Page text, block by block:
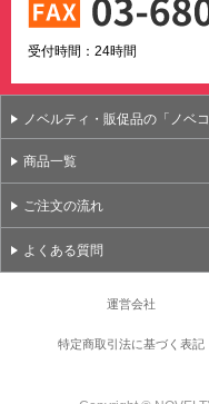
受付時間：24時間
ノベルティ・販促品の「ノベコ
商品一覧
ご注文の流れ
よくある質問
運営会社
特定商取引法に基づく表記